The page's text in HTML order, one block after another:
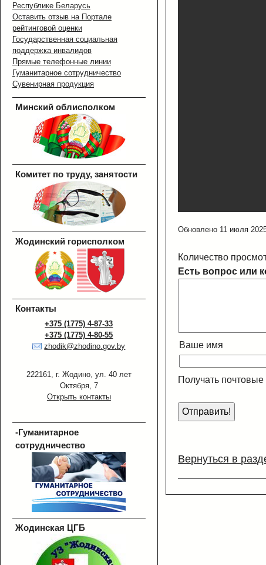
Республике Беларусь
Оставить отзыв на Портале
рейтинговой оценки
Государственная социальная
поддержка инвалидов
Прямые телефонные линии
Гуманитарное сотрудничество
Сувенирная продукция
Минский облисполком
Комитет по труду, занятости
Жодинский горисполком
Контакты
+375 (1775) 4-87-33
+375 (1775) 4-80-55
zhodik@zhodino.gov.by
222161, г. Жодино, ул. 40 лет
Октября, 7
Открыть контакты
-Гуманитарное
сотрудничество
Жодинская ЦГБ
Обновлено 11 июля
Количество
Есть вопрос или
Ваше имя
Получать
Вернуться в